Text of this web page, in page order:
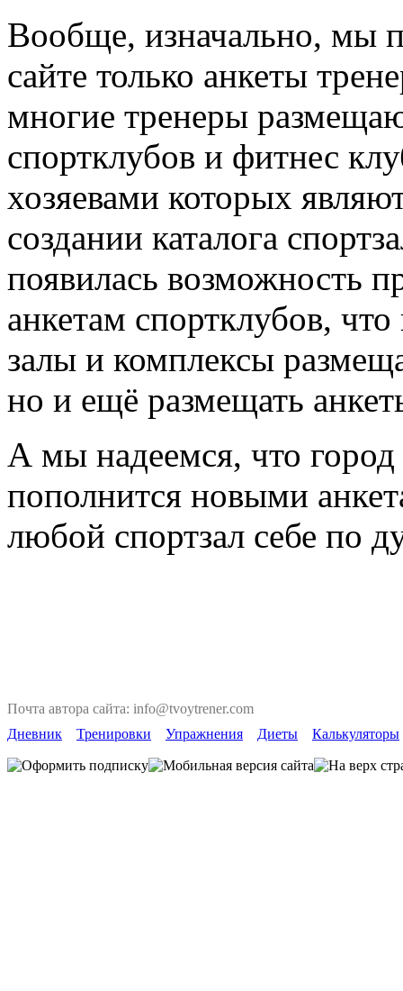
Вообще, изначально, мы
сайте только анкеты
многие тренеры
спортклубов и фитнес
хозяевами которых
создании каталога
появилась возможность
анкетам спортклубов,
залы и комплексы
но и ещё размещать
А мы надеемся, что
пополнится новыми
любой спортзал себе по
Почта автора сайта: info@tvoytrener.com
Дневник
Тренировки Упражнения Диеты Калькуляторы